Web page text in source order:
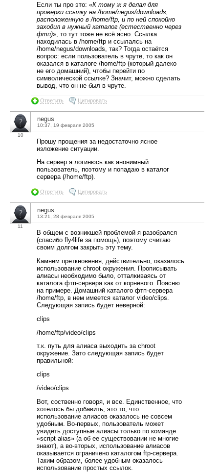
Если ты про это: «К тому ж я делал для
проверки ссылку на /home/negus/downloads,
расположенную в /home/ftp, и по ней спокойно
заходил в нужный каталог (естественно через
фтп)», то тут тоже не всё ясно. Ссылка
находилась в /home/ftp и ссылалсь на
/home/negus/downloads, так? Тогда остаётся
вопрос: если пользователь в чруте, то как он
оказался в каталоге /home/ftp (который далеко
не его домашний), чтобы перейти по
символической ссылке? Значит, можно сделать
вывод, что он не был в чруте.
Ответить Цитировать
10
negus
10:37, 19 февраля 2005
Прошу прощения за недостаточно ясное
изложение ситуации.
На сервер я логинюсь как анонимный
пользователь, поэтому и попадаю в каталог
сервера (/home/ftp).
Ответить Цитировать
11
negus
13:21, 28 февраля 2005
В общем с возникшей проблемой я разобрался
(спасибо fly4life за помощь), поэтому считаю
своим долгом закрыть эту тему.
Камнем преткновения, действительно, оказалось
использование chroot окружения. Прописывать
алиасы необходимо было, отталкиваясь от
каталога фтп-сервера как от корневого. Поясню
на примере. Домашний каталого фтп-сервера
/home/ftp, в нем имеется каталог video/clips.
Следующая запись будет неверной:
clips
/home/ftp/video/clips
т.к. путь для алиаса выходить за chroot
окружение. Зато следующая запись будет
правильной:
clips
/video/clips
Вот, соственно говоря, и все. Единственное, что
хотелось бы добавить, это то, что
использование алиасов оказалось не совсем
удобным. Во-первых, пользователь может
увидеть доступные алиасы только по команде
«script alias» (а об ее существовании не многие
знают), а во-вторых, использование алиасов
оказывается ограничено каталогом ftp-сервера.
Таким образом, более удобным оказалось
использование простых ссылок.